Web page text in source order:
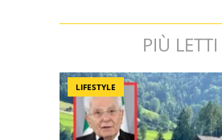
PIÙ LETTI
LIFESTYLE